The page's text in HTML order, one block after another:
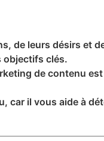
de leurs désirs et
objectifs clés.
de contenu
car il vous aide à